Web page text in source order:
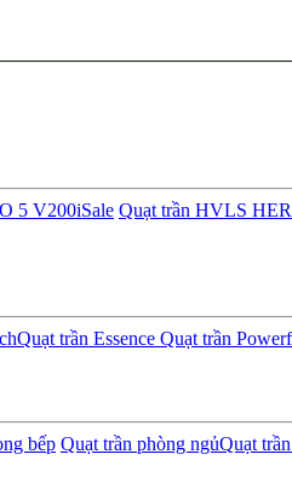
5 V200iSale Quạt trần HVLS
Quạt trần Essence Quạt trần
bếp Quạt trần phòng ngủQuạt